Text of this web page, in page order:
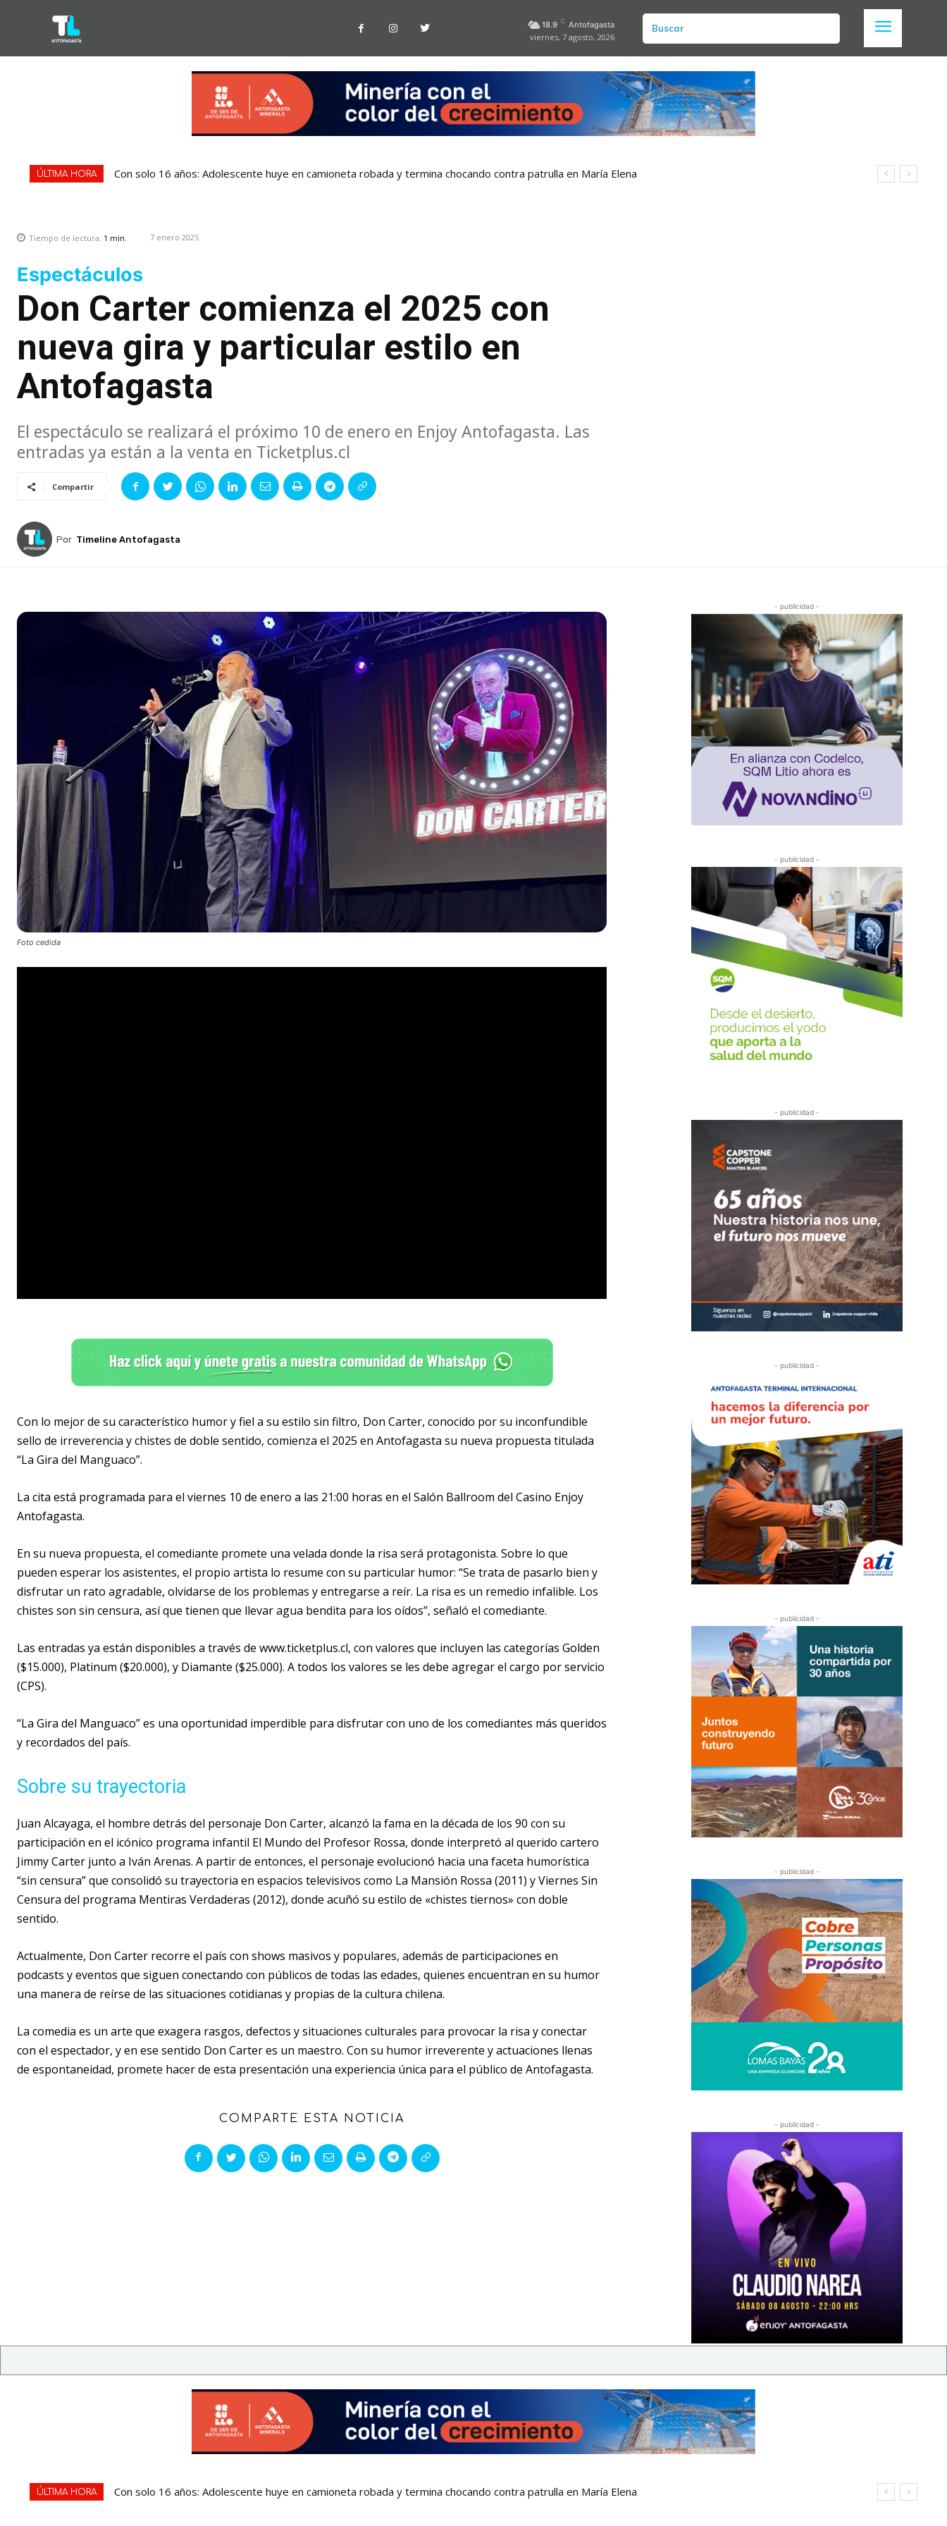
18.9 C Antofagasta
viernes, 7 agosto, 2026
Buscar
ÚLTIMA HORA Con solo 16 años: Adolescente huye en camioneta robada y termina chocando contra patrulla en María Elena
Tiempo de lectura: 1 min. 7 enero 2025
Espectáculos
Don Carter comienza el 2025 con
nueva gira y particular estilo en
Antofagasta
El espectáculo se realizará el próximo 10 de enero en Enjoy Antofagasta. Las
entradas ya están a la venta en Ticketplus.cl
Compartir
Por Timeline Antofagasta
Foto cedida
Con lo mejor de su característico humor y fiel a su estilo sin filtro, Don Carter, conocido por su inconfundible
sello de irreverencia y chistes de doble sentido, comienza el 2025 en Antofagasta su nueva propuesta titulada
“La Gira del Manguaco”.
La cita está programada para el viernes 10 de enero a las 21:00 horas en el Salón Ballroom del Casino Enjoy
Antofagasta.
En su nueva propuesta, el comediante promete una velada donde la risa será protagonista. Sobre lo que
pueden esperar los asistentes, el propio artista lo resume con su particular humor: “Se trata de pasarlo bien y
disfrutar un rato agradable, olvidarse de los problemas y entregarse a reír. La risa es un remedio infalible. Los
chistes son sin censura, así que tienen que llevar agua bendita para los oídos”, señaló el comediante.
Las entradas ya están disponibles a través de www.ticketplus.cl, con valores que incluyen las categorías Golden
($15.000), Platinum ($20.000), y Diamante ($25.000). A todos los valores se les debe agregar el cargo por servicio
(CPS).
“La Gira del Manguaco” es una oportunidad imperdible para disfrutar con uno de los comediantes más queridos
y recordados del país.
Sobre su trayectoria
Juan Alcayaga, el hombre detrás del personaje Don Carter, alcanzó la fama en la década de los 90 con su
participación en el icónico programa infantil El Mundo del Profesor Rossa, donde interpretó al querido cartero
Jimmy Carter junto a Iván Arenas. A partir de entonces, el personaje evolucionó hacia una faceta humorística
“sin censura” que consolidó su trayectoria en espacios televisivos como La Mansión Rossa (2011) y Viernes Sin
Censura del programa Mentiras Verdaderas (2012), donde acuñó su estilo de «chistes tiernos» con doble
sentido.
Actualmente, Don Carter recorre el país con shows masivos y populares, además de participaciones en
podcasts y eventos que siguen conectando con públicos de todas las edades, quienes encuentran en su humor
una manera de reírse de las situaciones cotidianas y propias de la cultura chilena.
La comedia es un arte que exagera rasgos, defectos y situaciones culturales para provocar la risa y conectar
con el espectador, y en ese sentido Don Carter es un maestro. Con su humor irreverente y actuaciones llenas
de espontaneidad, promete hacer de esta presentación una experiencia única para el público de Antofagasta.
COMPARTE ESTA NOTICIA
- publicidad -
- publicidad -
- publicidad -
- publicidad -
- publicidad -
- publicidad -
- publicidad -